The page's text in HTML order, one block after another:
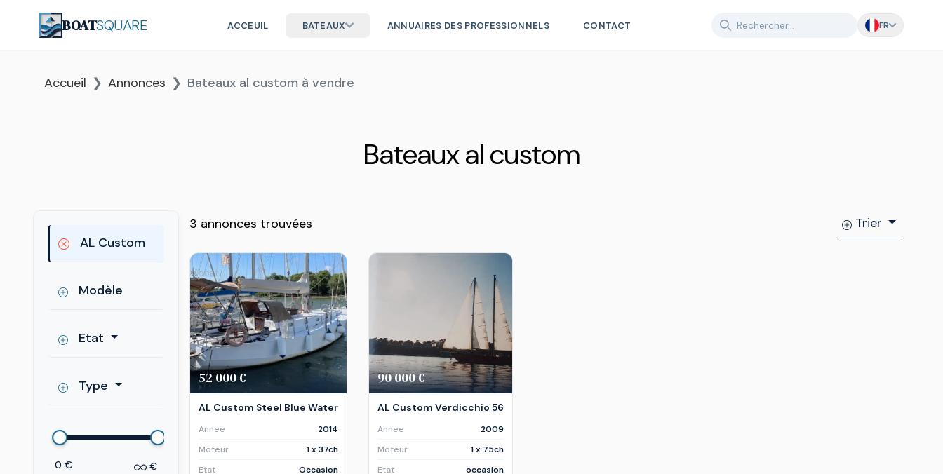
BOATSQUARE ACCEUIL BATEAUX ANNUAIRES DES PROFESSIONNELS CONTACT FR
Accueil Annonces Bateaux al custom à vendre
Bateaux al custom
AL Custom
Modèle
Etat
Type
0 € €
3 annonces trouvées Trier
52 000 €
AL Custom Steel Blue Water
Annee
2014
Moteur
1 x 37ch
Etat
Occasion
90 000 €
AL Custom Verdicchio 56
Annee
2009
Moteur
1 x 75ch
Etat
occasion